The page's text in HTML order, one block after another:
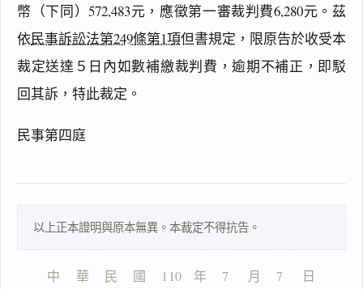
幣（下同）572,483元，應徵第一審裁判費6,280元。茲
依民事訴訟法第249條第1項但書規定，限原告於收受本
裁定送達５日內如數補繳裁判費，逾期不補正，即駁
回其訴，特此裁定。
民事第四庭
以上正本證明與原本無異。本裁定不得抗告。
中    華    民    國    110   年    7     月    7     日
閱讀 研究
鍵